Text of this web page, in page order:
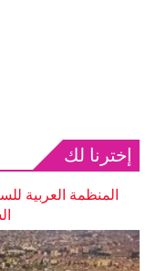
إخترنا لك
المنظمة العربية